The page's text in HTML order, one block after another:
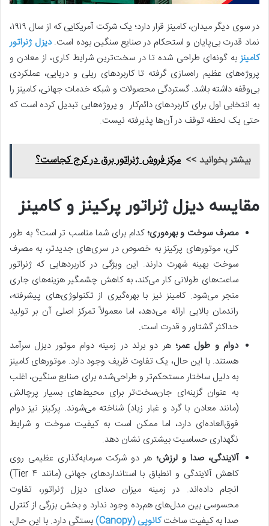
در سوی دیگر میدان، کامینز قرار دارد؛ یک شرکت آمریکایی که از سال ۱۹۱۹،
نماد قدرت بی‌پایان و استحکام در صنایع سنگین بوده است.دیزل ژنراتور
کامینز به گونه‌ای طراحی شده تا در سخت‌ترین شرایط کاری، از معادن و
پروژه‌های عظیم راه‌سازی گرفته تا کاربردهای ریلی و دریایی، عملکردی
بی‌وقفه داشته باشد. گستردگی محصولات و شبکه خدمات جهانی، کامینز را
به انتخابی اول برای کاربردهای دائم‌کار و پروژه‌هایی تبدیل کرده است که
حتی یک لحظه توقف در آن‌ها پذیرفته نیست.
بیشتر بخوانید >> مرکز فروش ژنراتور برق در کرج کجاست؟
مقایسه دیزل ژنراتور پرکینز و کامینز
مصرف سوخت و بهره‌وری؛ کدام برای شما مناسب تر است؟ به طور
کلی، موتورهای پرکینز به خصوص در سری‌های جدیدتر، به مصرف
سوخت بهینه شهرت دارند. این ویژگی در کاربردهایی که ژنراتور
ساعت‌های طولانی کار می‌کند، به کاهش چشمگیر هزینه‌های جاری
منجر می‌شود. کامینز نیز با بهره‌گیری از تکنولوژی‌های پیشرفته،
راندمان بالایی ارائه می‌دهد، اما معمولاً تمرکز اصلی آن بر تولید
حداکثر گشتاور و قدرت است.
دوام و طول عمر؛هر دو برند در زمینه دوام موتور دیزل سرآمد
هستند. با این حال، یک تفاوت ظریف وجود دارد. موتورهای کامینز
به دلیل ساختار مستحکم‌تر و طراحی‌شده برای صنایع سنگین، اغلب
به عنوان گزینه‌ای جان‌سخت‌تر برای محیط‌های بسیار پرچالش
(مانند معادن با گرد و غبار زیاد) شناخته می‌شوند. پرکینز نیز دوام
فوق‌العاده‌ای دارد، اما ممکن است به کیفیت سوخت و شرایط
نگهداری حساسیت بیشتری نشان دهد.
آلایندگی، صدا و لرزش؛ هر دو شرکت سرمایه‌گذاری عظیمی روی
کاهش آلایندگی و انطباق با استانداردهای جهانی (مانند Tier 4)
انجام داده‌اند. در زمینه میزان صدای دیزل ژنراتور، تفاوت
محسوسی بین مدل‌های هم‌رده وجود ندارد و بخش بزرگی از کنترل
صدا به کیفیت ساختکانوپی (Canopy) بستگی دارد. با این حال،